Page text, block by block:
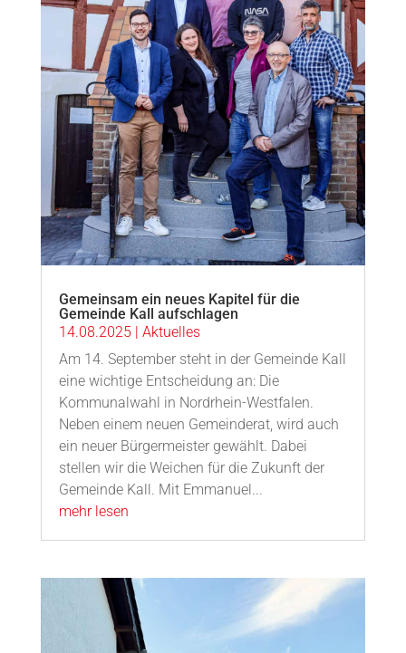
Gemeinsam ein neues Kapitel für die
Gemeinde Kall aufschlagen
14.08.2025| Aktuelles
Am 14. September steht in der Gemeinde Kall
eine wichtige Entscheidung an: Die
Kommunalwahl in Nordrhein-Westfalen.
Neben einem neuen Gemeinderat, wird auch
ein neuer Bürgermeister gewählt. Dabei
stellen wir die Weichen für die Zukunft der
Gemeinde Kall. Mit Emmanuel...
mehr lesen